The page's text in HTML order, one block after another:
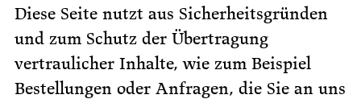
Diese Seite nutzt aus Sicherheitsgründen
und zum Schutz der Übertragung
vertraulicher Inhalte, wie zum Beispiel
Bestellungen oder Anfragen, die Sie an uns